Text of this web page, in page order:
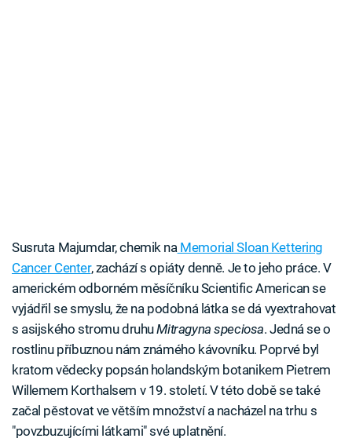
Susruta Majumdar, chemik naMemorial Sloan Kettering
Cancer Center, zachází s opiáty denně. Je to jeho práce. V
americkém odborném měsíčníku Scientific American se
vyjádřil se smyslu, že na podobná látka se dá vyextrahovat
s asijského stromu druhuMitragyna speciosa. Jedná se o
rostlinu příbuznou nám známého kávovníku. Poprvé byl
kratom vědecky popsán holandským botanikem Pietrem
Willemem Korthalsem v 19. století. V této době se také
začal pěstovat ve větším množství a nacházel na trhu s
"povzbuzujícími látkami" své uplatnění.